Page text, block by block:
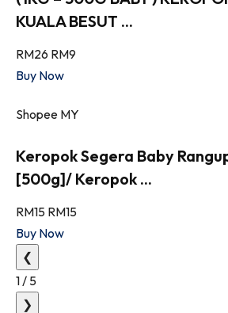
KUALA BESUT ...
RM26 RM9
Buy Now
Shopee MY
Keropok Segera Baby
[500g]/ Keropok ...
RM15 RM15
Buy Now
❮
1/ 5
❯